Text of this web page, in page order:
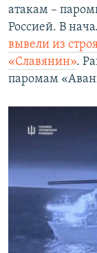
атакам –
Россией. В
вывели из
«Славянин».
паромам